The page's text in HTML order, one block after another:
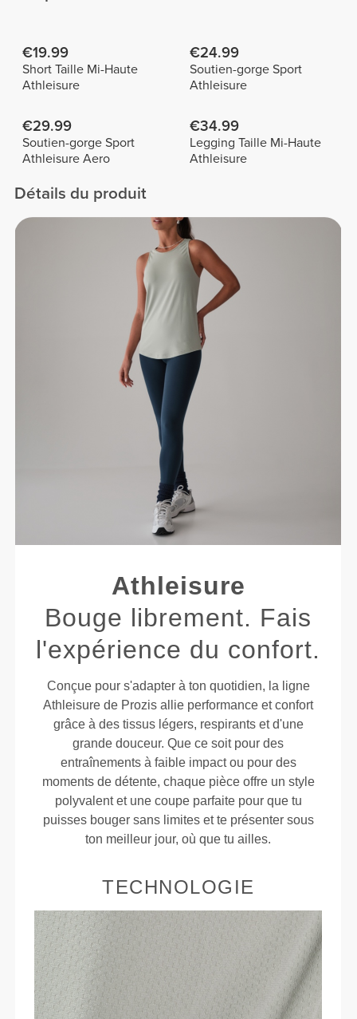
€19.99
Short Taille Mi-Haute
Athleisure
€24.99
Soutien-gorge Sport
Athleisure
€29.99
Soutien-gorge Sport
Athleisure Aero
€34.99
Legging Taille Mi-Haute
Athleisure
Détails du produit
Athleisure
Bouge librement. Fais
l'expérience du confort.
Conçue pour s'adapter à ton quotidien, la ligne
Athleisure de Prozis allie performance et confort
grâce à des tissus légers, respirants et d'une
grande douceur. Que ce soit pour des
entraînements à faible impact ou pour des
moments de détente, chaque pièce offre un style
polyvalent et une coupe parfaite pour que tu
puisses bouger sans limites et te présenter sous
ton meilleur jour, où que tu ailles.
TECHNOLOGIE